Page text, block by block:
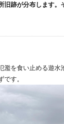
旧跡が分布します。
濫を食い止める遊水
です。